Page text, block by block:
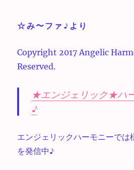
☆み〜ファ♪より
Copyright 2017 Angelic
Reserved.
★エンジェリック★ハ
♪
エンジェリックハーモニーでは
を発信中♪